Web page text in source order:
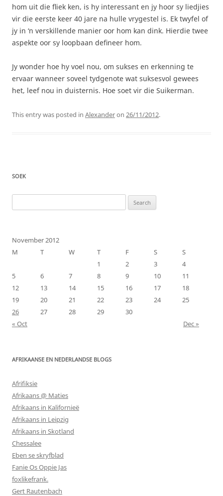
hom uit die fliek ken, is hy interessant en jy hoor sy liedjies
vir die eerste keer 40 jare na hulle vrygestel is. Ek twyfel of
jy in ‘n verskillende manier oor hom kan dink. Hierdie twee
aspekte oor sy loopbaan defineer hom.
Jy wonder hoe hy voel nou, om sukses en erkenning te
ervaar wanneer soveel tydgenote wat suksesvol gewees
het, leef nou in duisternis. Hoe soet vir die Suikerman.
This entry was posted in Alexanderon 26/11/2012.
SOEK
for:
November 2012
M
T W T F S
S
1
2 3
4
5
6 7 8 9 10
11
12
13 14 15 16 17
18
19
20 21 22 23 24
25
26
27 28 29
30
« Oct
Dec »
AFRIKAANSE EN NEDERLANDSE BLOGS
Afrifiksie
Afrikaans @ Maties
Afrikaans in Kalifornieë
Afrikaans in Leipzig
Afrikaans in Skotland
Chessalee
Eben se skryfblad
Fanie Os Oppie Jas
foxlikefrank.
Gert Rautenbach